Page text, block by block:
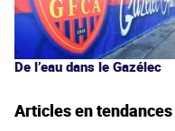
De l’eau dans le Gazélec
Articles en tendances